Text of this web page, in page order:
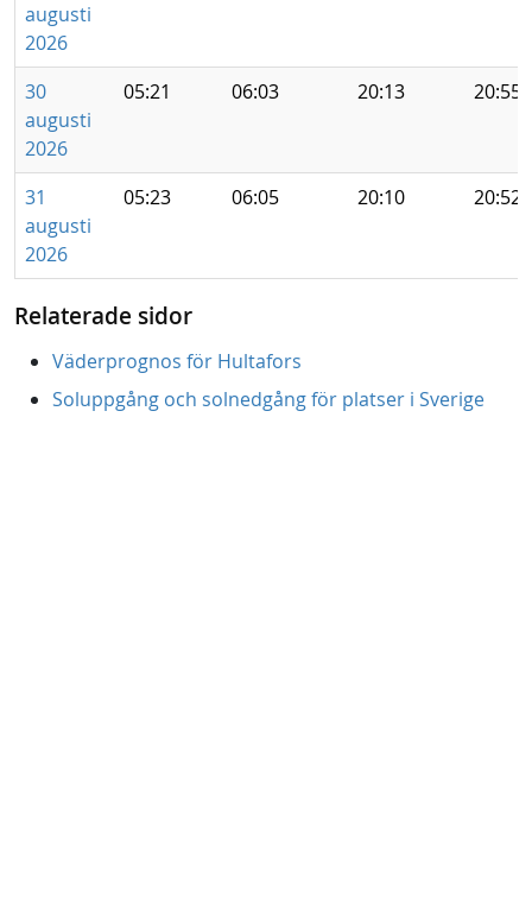
augusti
2026
30
augusti
2026
05:21 06:03 20:13 20:55
31
augusti
2026
05:23 06:05 20:10 20:52
Relaterade sidor
Väderprognos för Hultafors
Soluppgång och solnedgång för platser i Sverige